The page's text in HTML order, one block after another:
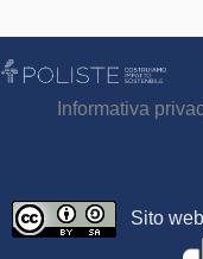
Informativa
Sito